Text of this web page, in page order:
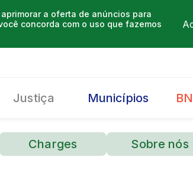
a oferta de anúncios para
concorda com o uso que fazemos
Justiça Municípios
Charges Sobre nós